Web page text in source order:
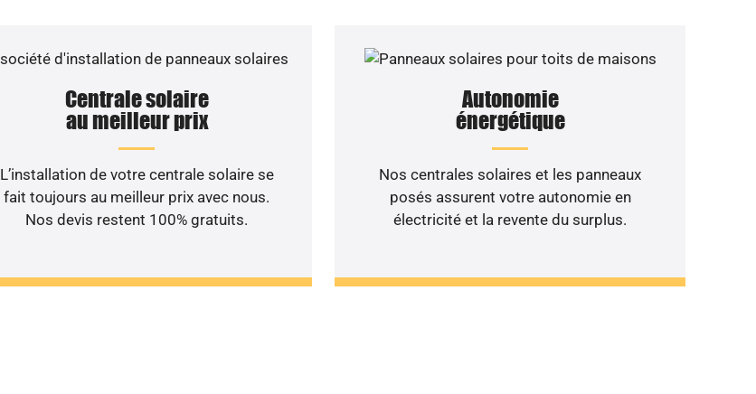
Centrale solaire
au meilleur prix
L’installation de votre centrale solaire se
fait toujours au meilleur prix avec nous.
Nos devis restent 100% gratuits.
Autonomie
énergétique
Nos centrales solaires et les panneaux
posés assurent votre autonomie en
électricité et la revente du surplus.